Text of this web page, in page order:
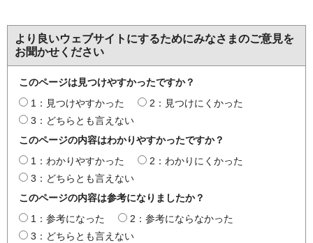
より良いウェブサイトにするためにみなさまのご意見を
お聞かせください
このページは見つけやすかったですか？
1：見つけやすかった
2：見つけにくかった
3：どちらとも言えない
このページの内容はわかりやすかったですか？
1：わかりやすかった
2：わかりにくかった
3：どちらとも言えない
このページの内容は参考になりましたか？
1：参考になった
2：参考にならなかった
3：どちらとも言えない